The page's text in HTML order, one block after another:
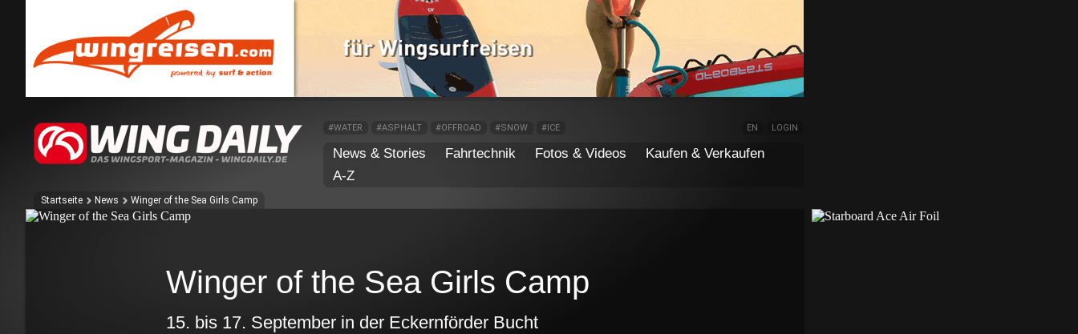
#WATER #ASPHALT #OFFROAD #SNOW #ICE EN LOGIN
News & Stories Fahrtechnik Fotos & Videos
Kaufen & Verkaufen
A-Z
Startseite News Winger of the Sea Girls Camp
Winger of the Sea Girls Camp
15. bis 17. September in der Eckernförder Bucht